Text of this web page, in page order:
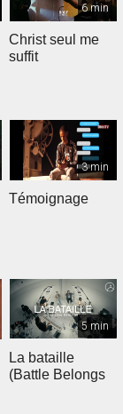
6 min
Christ seul me
suffit
3 min
Témoignage
5 min
La bataille
(Battle Belongs